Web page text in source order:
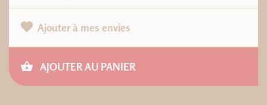
Ajouter à mes envies
AJOUTER AU PANIER